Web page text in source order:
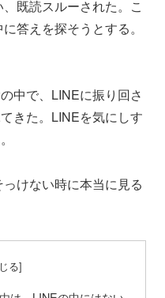
既読スルーされた。こ
答えを探そうとする。
中で、LINEに振り回さ
きた。LINEを気にしす
けない時に本当に見る